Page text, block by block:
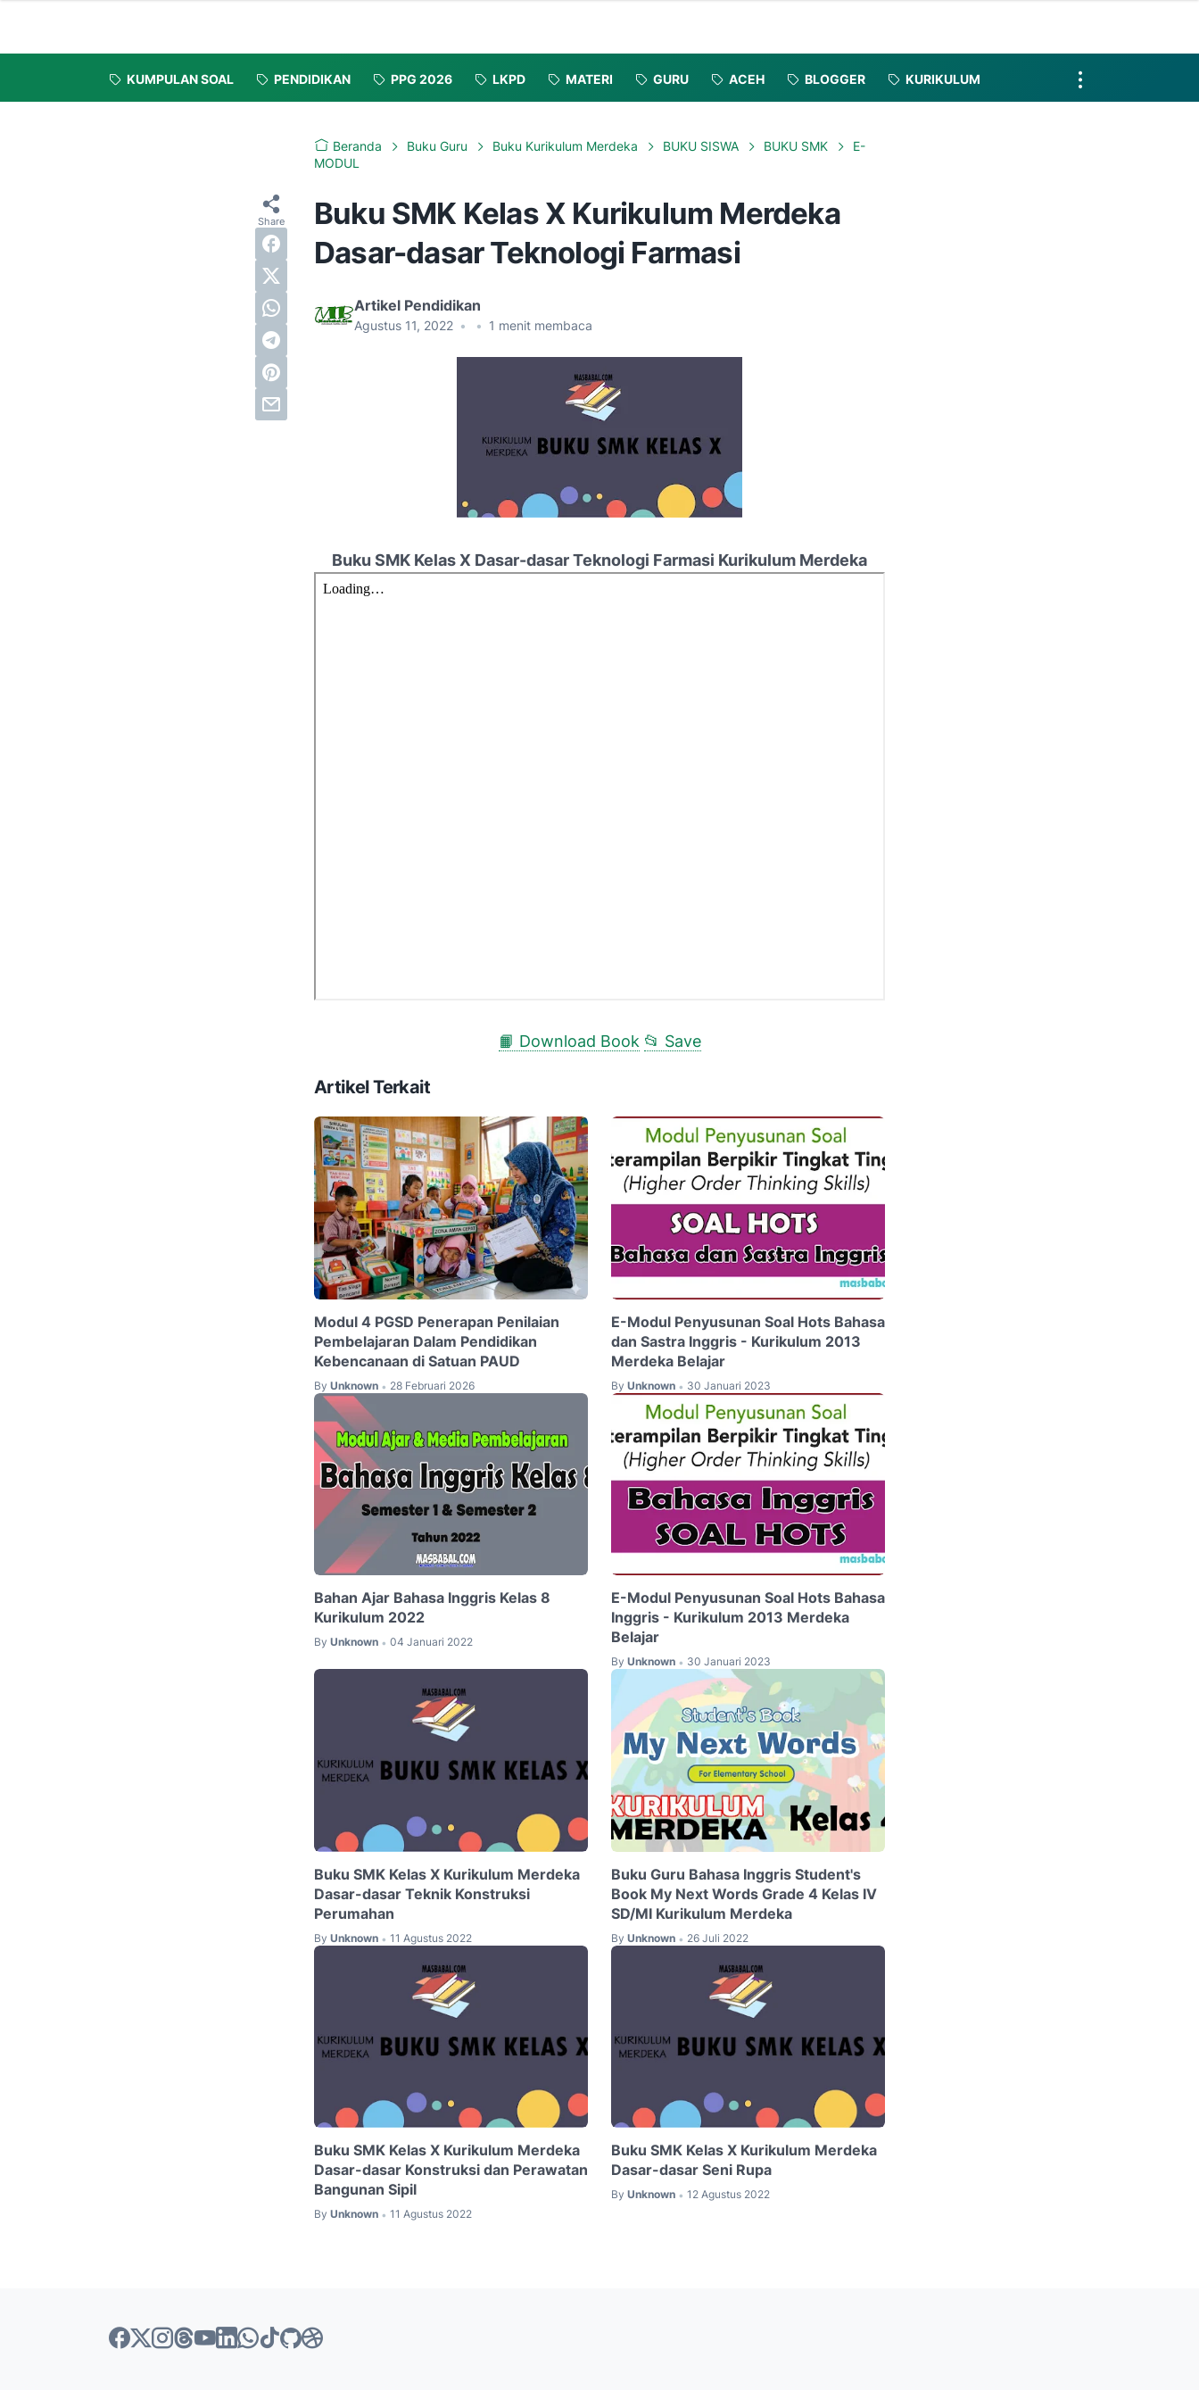
KUMPULAN SOAL PENDIDIKAN PPG 2026 LKPD MATERI GURU ACEH BLOGGER KURIKULUM
Beranda Buku Guru Buku Kurikulum Merdeka BUKU SISWA BUKU SMK
E-
MODUL
Buku SMK Kelas X Kurikulum Merdeka
Dasar-dasar Teknologi Farmasi
Artikel Pendidikan
Agustus 11, 2022 • • 1 menit membaca
Buku SMK Kelas X Dasar-dasar Teknologi Farmasi Kurikulum Merdeka
📙 Download Book 📂 Save
Artikel Terkait
Modul 4 PGSD Penerapan Penilaian
Pembelajaran Dalam Pendidikan
Kebencanaan di Satuan PAUD
By Unknown • 28 Februari 2026
E-Modul Penyusunan Soal Hots Bahasa
dan Sastra Inggris - Kurikulum 2013
Merdeka Belajar
By Unknown • 30 Januari 2023
Bahan Ajar Bahasa Inggris Kelas 8
Kurikulum 2022
By Unknown • 04 Januari 2022
E-Modul Penyusunan Soal Hots Bahasa
Inggris - Kurikulum 2013 Merdeka
Belajar
By Unknown • 30 Januari 2023
Buku SMK Kelas X Kurikulum Merdeka
Dasar-dasar Teknik Konstruksi
Perumahan
By Unknown • 11 Agustus 2022
Buku Guru Bahasa Inggris Student's
Book My Next Words Grade 4 Kelas IV
SD/MI Kurikulum Merdeka
By Unknown • 26 Juli 2022
Buku SMK Kelas X Kurikulum Merdeka
Dasar-dasar Konstruksi dan Perawatan
Bangunan Sipil
By Unknown • 11 Agustus 2022
Buku SMK Kelas X Kurikulum Merdeka
Dasar-dasar Seni Rupa
By Unknown • 12 Agustus 2022